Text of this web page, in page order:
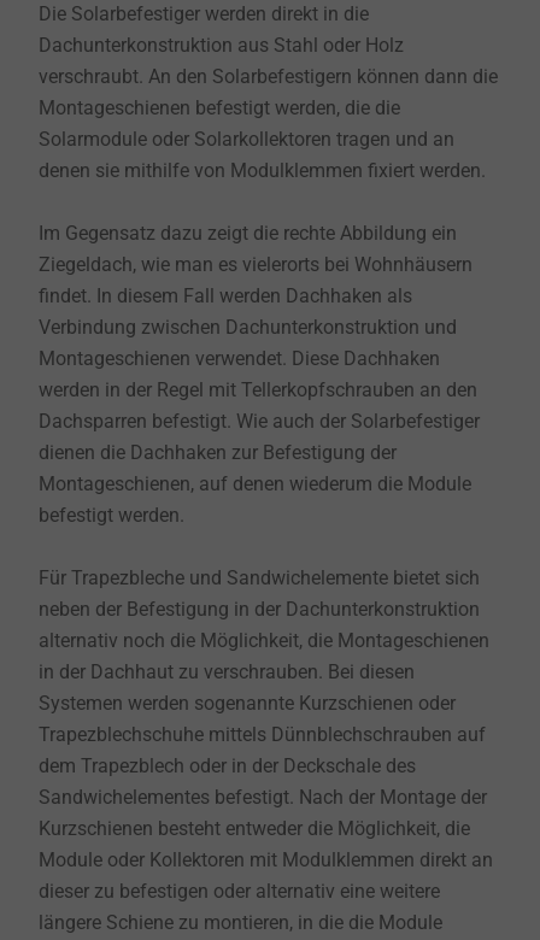
Die Solarbefestiger werden direkt in die
Dachunterkonstruktion aus Stahl oder Holz
verschraubt. An den Solarbefestigern können dann die
Montageschienen befestigt werden, die die
Solarmodule oder Solarkollektoren tragen und an
denen sie mithilfe von Modulklemmen fixiert werden.
Im Gegensatz dazu zeigt die rechte Abbildung ein
Ziegeldach, wie man es vielerorts bei Wohnhäusern
findet. In diesem Fall werden Dachhaken als
Verbindung zwischen Dachunterkonstruktion und
Montageschienen verwendet. Diese Dachhaken
werden in der Regel mit Tellerkopfschrauben an den
Dachsparren befestigt. Wie auch der Solarbefestiger
dienen die Dachhaken zur Befestigung der
Montageschienen, auf denen wiederum die Module
befestigt werden.
Für Trapezbleche und Sandwichelemente bietet sich
neben der Befestigung in der Dachunterkonstruktion
alternativ noch die Möglichkeit, die Montageschienen
in der Dachhaut zu verschrauben. Bei diesen
Systemen werden sogenannte Kurzschienen oder
Trapezblechschuhe mittels Dünnblechschrauben auf
dem Trapezblech oder in der Deckschale des
Sandwichelementes befestigt. Nach der Montage der
Kurzschienen besteht entweder die Möglichkeit, die
Module oder Kollektoren mit Modulklemmen direkt an
dieser zu befestigen oder alternativ eine weitere
längere Schiene zu montieren, in die die Module